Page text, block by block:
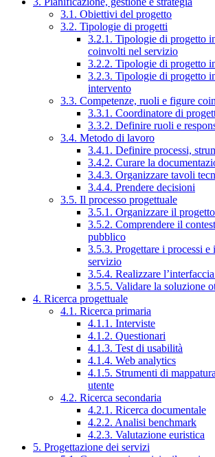
3.1. Obiettivi del progetto
3.2. Tipologie di progetti
3.2.1. Tipologie di progetto
coinvolti nel servizio
3.2.2. Tipologie di progetto
3.2.3. Tipologie di progetto
intervento
3.3. Competenze, ruoli e figure
3.3.1. Coordinatore di
3.3.2. Definire ruoli e
3.4. Metodo di lavoro
3.4.1. Definire processi,
3.4.2. Curare la
3.4.3. Organizzare tavoli
3.4.4. Prendere decisioni
3.5. Il processo progettuale
3.5.1. Organizzare il
3.5.2. Comprendere il
pubblico
3.5.3. Progettare i processi e i
servizio
3.5.4. Realizzare
3.5.5. Validare la soluzione
4. Ricerca progettuale
4.1. Ricerca primaria
4.1.1. Interviste
4.1.2. Questionari
4.1.3. Test di usabilità
4.1.4. Web analytics
4.1.5. Strumenti di
utente
4.2. Ricerca secondaria
4.2.1. Ricerca documentale
4.2.2. Analisi benchmark
4.2.3. Valutazione euristica
5. Progettazione dei servizi